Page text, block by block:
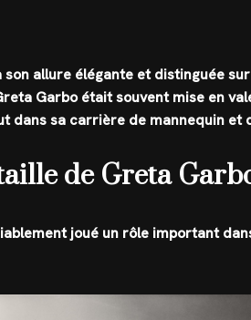
allure élégante et distinguée
Garbo était souvent mise en
dans sa carrière de mannequin et
de Greta
joué un rôle important